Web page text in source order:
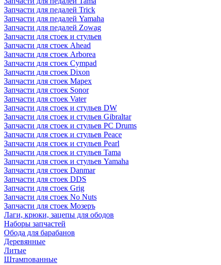
Запчасти для педалей Trick
Запчасти для педалей Yamaha
Запчасти для педалей Zowag
Запчасти для стоек и стульев
Запчасти для стоек Ahead
Запчасти для стоек Arborea
Запчасти для стоек Cympad
Запчасти для стоек Dixon
Запчасти для стоек Mapex
Запчасти для стоек Sonor
Запчасти для стоек Vater
Запчасти для стоек и стульев DW
Запчасти для стоек и стульев Gibraltar
Запчасти для стоек и стульев PC Drums
Запчасти для стоек и стульев Peace
Запчасти для стоек и стульев Pearl
Запчасти для стоек и стульев Tama
Запчасти для стоек и стульев Yamaha
Запчасти для стоек Danmar
Запчасти для стоек DDS
Запчасти для стоек Grig
Запчасти для стоек No Nuts
Запчасти для стоек Мозеръ
Лаги, крюки, зацепы для ободов
Наборы запчастей
Обода для барабанов
Деревянные
Литые
Штампованные